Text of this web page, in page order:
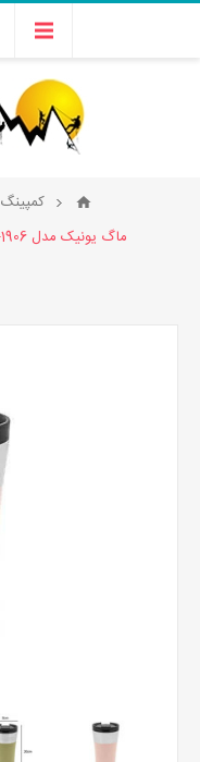
کمپینگ
ماگ یونیک مدل UN-1906 حجم 500 میلی لیتر رنگ صورتی